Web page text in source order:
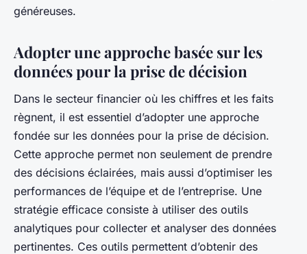
généreuses.
Adopter une approche basée sur les
données pour la prise de décision
Dans le secteur financier où les chiffres et les faits
règnent, il est essentiel d’adopter une approche
fondée sur les données pour la prise de décision.
Cette approche permet non seulement de prendre
des décisions éclairées, mais aussi d’optimiser les
performances de l’équipe et de l’entreprise. Une
stratégie efficace consiste à utiliser des outils
analytiques pour collecter et analyser des données
pertinentes. Ces outils permettent d’obtenir des